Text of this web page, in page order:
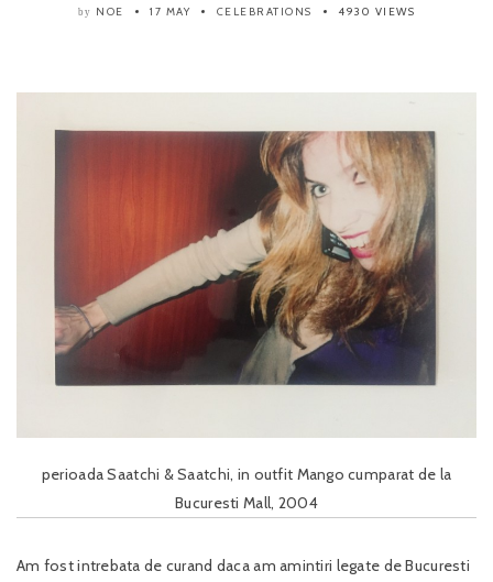
by NOE 17 MAY CELEBRATIONS 4930 VIEWS
perioada Saatchi & Saatchi, in outfit Mango cumparat de la
Bucuresti Mall, 2004
Am fost intrebata de curand daca am amintiri legate de Bucuresti